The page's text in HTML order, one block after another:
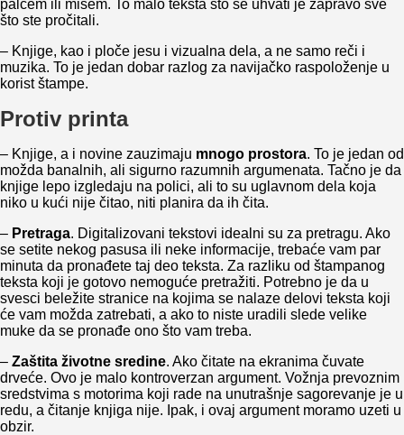
palcem ili mišem. To malo teksta što se uhvati je zapravo sve
što ste pročitali.
– Knjige, kao i ploče jesu i vizualna dela, a ne samo reči i
muzika. To je jedan dobar razlog za navijačko raspoloženje u
korist štampe.
Protiv printa
– Knjige, a i novine zauzimaju mnogo prostora. To je jedan od
možda banalnih, ali sigurno razumnih argumenata. Tačno je da
knjige lepo izgledaju na polici, ali to su uglavnom dela koja
niko u kući nije čitao, niti planira da ih čita.
– Pretraga. Digitalizovani tekstovi idealni su za pretragu. Ako
se setite nekog pasusa ili neke informacije, trebaće vam par
minuta da pronađete taj deo teksta. Za razliku od štampanog
teksta koji je gotovo nemoguće pretražiti. Potrebno je da u
svesci beležite stranice na kojima se nalaze delovi teksta koji
će vam možda zatrebati, a ako to niste uradili slede velike
muke da se pronađe ono što vam treba.
– Zaštita životne sredine. Ako čitate na ekranima čuvate
drveće. Ovo je malo kontroverzan argument. Vožnja prevoznim
sredstvima s motorima koji rade na unutrašnje sagorevanje je u
redu, a čitanje knjiga nije. Ipak, i ovaj argument moramo uzeti u
obzir.